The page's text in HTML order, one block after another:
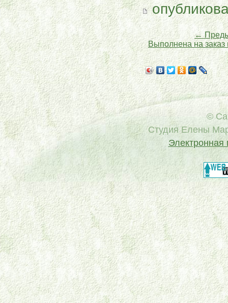
←
Выполнена на заказ
©
Cтудия Елены
Электронная